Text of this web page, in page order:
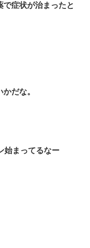
で症状が治まったと
だな。
始まってるなー